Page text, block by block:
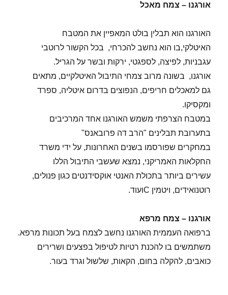
אורגנו – צמח מאכל
האורגנו הוא תבלין בולט המאפיין את המטבח
האיטלקי,בו הוא נחשב להכרחי, בכל הקשור לרוטבי
עגבניות, לפיצה, לספגטי, ירקות ובשר על הגריל.
אורגנו, בשונה מרוב צמחי התיבול האיטלקיים, מתאים
גם למאכלים חריפים, הנפוצים בדרום איטליה, ספרד
ומקסיקו.
במטבח הצרפתי משמש האורגנו אחד המרכיבים
בתערובת תבלינים "הרב דה פרובאנס"
במחקרים שפורסמו בשנים האחרונות, על ידי משרד
החקלאות האמריקני, נמצא שעשבי התיבול הללו
עשירים ביותר בתכולת האנטי אוקסידנטים כגון פנולים,
רוטנואידים, ויטמין Cועוד.
אורגנו – צמח מרפא
ברפואה העממית האורגנו נחשב לצמח בעל תכונות מרפא.
משתמשים בו להכנת רטיות לטיפול בפצעים ושרירים
כואבים, להקלה בחום, הקאות, שלשול וגרד בעור.